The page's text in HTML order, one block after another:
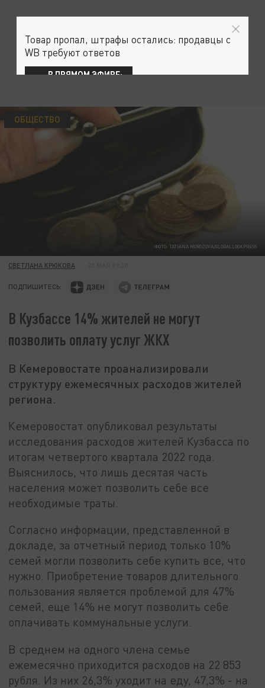
ФОТО: TATIANA MOROZOVA/GLOBALLOOKPRESS
ОБЩЕСТВО
СВЕТЛАНА КРЮКОВА
ПОДПИШИТЕСЬ:
В Кузбассе 14% жителей не могут
позволить оплату услуг ЖКХ
В Кемеровостате проанализировали
структуру ежемесячных расходов жителей
региона.
Кемеровостат опубликовал результаты
исследования расходов жителей Кузбасса по
итогам четвертого квартала 2022 года.
Выяснилось, что лишь десятая часть
населения может позволить себе все
необходимые траты.
Согласно информации, представленной в
докладе, за отчетный период только 10%
семей могли позволить себе купить все, что
нужно. Приобретение товаров длительного
пользования является проблемой для 47%
семей, еще 14% не могут позволить себе
оплачивать коммунальные услуги.
В среднем на одного члена семье
ежемесячно приходится расходов на 22 853
рубля. Из них 26,3% уходит на еду, 47,3% - на
Товар пропал, штрафы остались: продавцы с
WB требуют ответов
В ПРЯМОМ ЭФИРЕ: